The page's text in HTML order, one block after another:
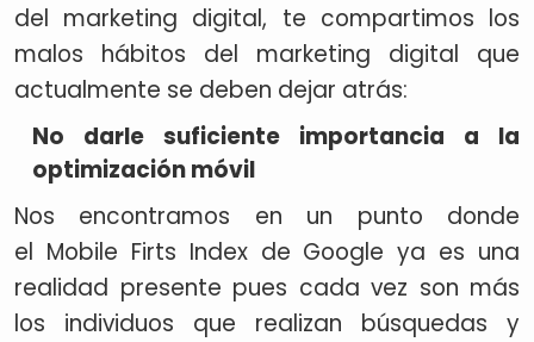
del marketing digital, te compartimos los
malos hábitos del marketing digital que
actualmente se deben dejar atrás:
No darle suficiente importancia a la
optimización móvil
Nos encontramos en un punto donde
el Mobile Firts Index de Google ya es una
realidad presente pues cada vez son más
los individuos que realizan búsquedas y